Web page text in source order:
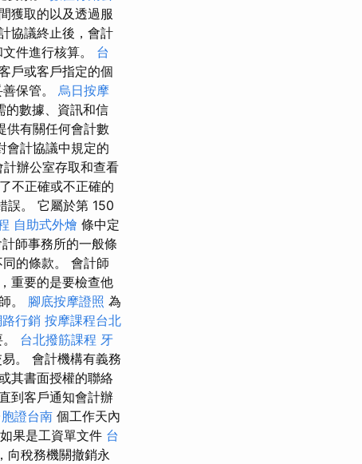
獲取的以及透過服
協議終止後，會計
件進行核算。 台
戶或客戶指定的個
保管。 烏日按摩
的數據、資訊和信
供有關任何會計數
會計協議中規定的
辦公室存取和查看
不正確或不正確的
誤。 它屬於第 150
自助式外燴 條中定
師事務所的一般條
的條款。 會計師
重要的是要檢查他
。 腳底按摩證照 為
行銷 按摩課程台北
台北撥筋課程 牙
。 會計機構有義務
其書面授權的聯絡
到客戶通知會計辦
證台南 個工作天內
果是工資單文件 台
向稅務機關撤銷永